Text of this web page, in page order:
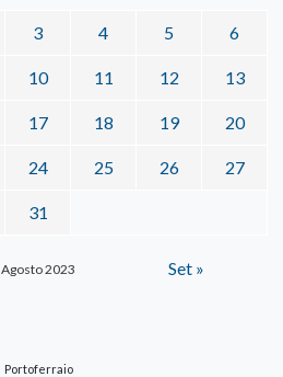
Agosto 2023
3 4 5 6
10 11 12 13
17 18 19 20
24 25 26 27
31
Set »
Portoferraio